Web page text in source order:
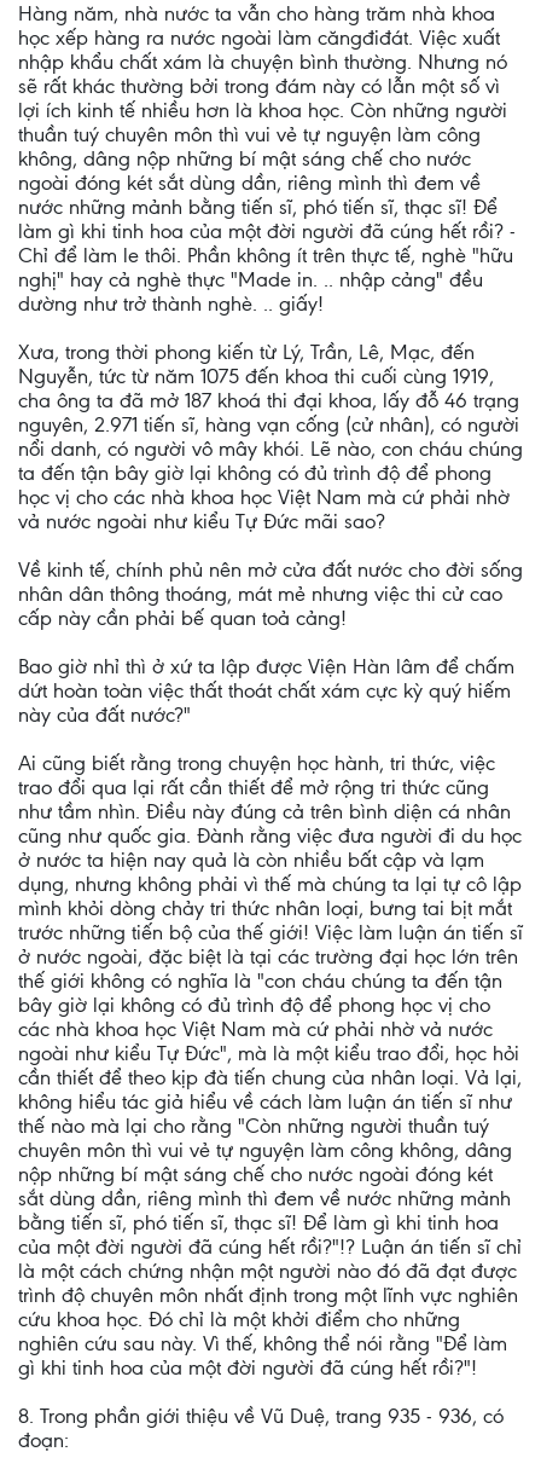
Hàng năm, nhà nước ta vẫn cho hàng trăm nhà khoa
học xếp hàng ra nước ngoài làm căngđiđát. Việc xuất
nhập khẩu chất xám là chuyện bình thường. Nhưng nó
sẽ rất khác thường bởi trong đám này có lẫn một số vì
lợi ích kinh tế nhiều hơn là khoa học. Còn những người
thuần tuý chuyên môn thì vui vẻ tự nguyện làm công
không, dâng nộp những bí mật sáng chế cho nước
ngoài đóng két sắt dùng dần, riêng mình thì đem về
nước những mảnh bằng tiến sĩ, phó tiến sĩ, thạc sĩ! Để
làm gì khi tinh hoa của một đời người đã cúng hết rồi? -
Chỉ để làm le thôi. Phần không ít trên thực tế, nghè "hữu
nghị" hay cả nghè thực "Made in. .. nhập cảng" đều
dường như trở thành nghè. .. giấy!
Xưa, trong thời phong kiến từ Lý, Trần, Lê, Mạc, đến
Nguyễn, tức từ năm 1075 đến khoa thi cuối cùng 1919,
cha ông ta đã mở 187 khoá thi đại khoa, lấy đỗ 46 trạng
nguyên, 2.971 tiến sĩ, hàng vạn cống (cử nhân), có người
nổi danh, có người vô mây khói. Lẽ nào, con cháu chúng
ta đến tận bây giờ lại không có đủ trình độ để phong
học vị cho các nhà khoa học Việt Nam mà cứ phải nhờ
vả nước ngoài như kiểu Tự Đức mãi sao?
Về kinh tế, chính phủ nên mở cửa đất nước cho đời sống
nhân dân thông thoáng, mát mẻ nhưng việc thi cử cao
cấp này cần phải bế quan toả cảng!
Bao giờ nhỉ thì ở xứ ta lập được Viện Hàn lâm để chấm
dứt hoàn toàn việc thất thoát chất xám cực kỳ quý hiếm
này của đất nước?"
Ai cũng biết rằng trong chuyện học hành, tri thức, việc
trao đổi qua lại rất cần thiết để mở rộng tri thức cũng
như tầm nhìn. Điều này đúng cả trên bình diện cá nhân
cũng như quốc gia. Đành rằng việc đưa người đi du học
ở nước ta hiện nay quả là còn nhiều bất cập và lạm
dụng, nhưng không phải vì thế mà chúng ta lại tự cô lập
mình khỏi dòng chảy tri thức nhân loại, bưng tai bịt mắt
trước những tiến bộ của thế giới! Việc làm luận án tiến sĩ
ở nước ngoài, đặc biệt là tại các trường đại học lớn trên
thế giới không có nghĩa là "con cháu chúng ta đến tận
bây giờ lại không có đủ trình độ để phong học vị cho
các nhà khoa học Việt Nam mà cứ phải nhờ vả nước
ngoài như kiểu Tự Đức", mà là một kiểu trao đổi, học hỏi
cần thiết để theo kịp đà tiến chung của nhân loại. Vả lại,
không hiểu tác giả hiểu về cách làm luận án tiến sĩ như
thế nào mà lại cho rằng "Còn những người thuần tuý
chuyên môn thì vui vẻ tự nguyện làm công không, dâng
nộp những bí mật sáng chế cho nước ngoài đóng két
sắt dùng dần, riêng mình thì đem về nước những mảnh
bằng tiến sĩ, phó tiến sĩ, thạc sĩ! Để làm gì khi tinh hoa
của một đời người đã cúng hết rồi?"!? Luận án tiến sĩ chỉ
là một cách chứng nhận một người nào đó đã đạt được
trình độ chuyên môn nhất định trong một lĩnh vực nghiên
cứu khoa học. Đó chỉ là một khởi điểm cho những
nghiên cứu sau này. Vì thế, không thể nói rằng "Để làm
gì khi tinh hoa của một đời người đã cúng hết rồi?"!
8. Trong phần giới thiệu về Vũ Duệ, trang 935 - 936, có
đoạn: